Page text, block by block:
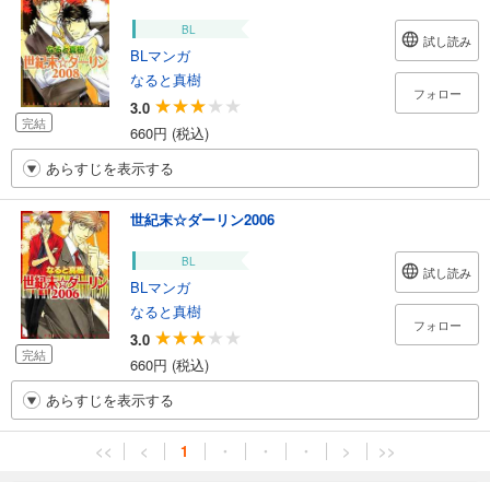
完結
BL
BLマンガ
なると真樹
3.0
660円 (税込)
試し読み
フォロー
あらすじを表示する
完結
世紀末☆ダーリン2006
BL
BLマンガ
なると真樹
3.0
660円 (税込)
試し読み
フォロー
あらすじを表示する
<< < 1 ・ ・ ・ > >>